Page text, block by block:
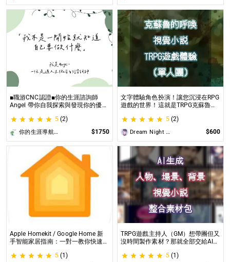
■職游CNC認證■你的生涯諮詢師
Angel 帶你自我探索與發現你的優勢
生涯諮詢師 Angel 為你服務😊
5 (2)
你的生涯導航諮詢師Angel $1750
文字體驗角色扮演！讓您沉浸在RPG
遊戲的世界！這就是TRPG克蘇魯的
驗桌上型角色扮演遊戲（TRPG）的
玩家所開設的體驗項目。
5 (2)
Dream Night Butterfly $600
Apple Homekit / Google Home 新
手智能家居指南：一對一教你快速入
在線解答，輕鬆打造理想的智慧生活
5 (1)
TRPG遊戲主持人（GM）想帶團但又
沒時間製作素材？那就全部交給AI來
TRPG主持人（GM）們所開設的項
5 (1)